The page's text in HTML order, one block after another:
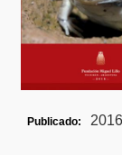
Publicado: